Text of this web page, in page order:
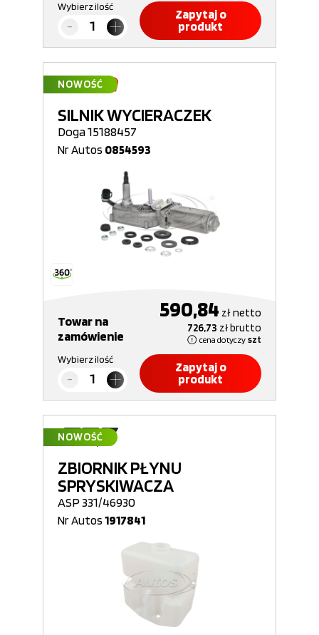
Wybierz ilość
Zapytaj o
produkt
NOWOŚĆ
SILNIK WYCIERACZEK
Doga 15188457
Nr Autos 0854593
Towar na
zamówienie
590,84 złnetto
726,73 złbrutto
cena dotyczy szt
Wybierz ilość
Zapytaj o
produkt
NOWOŚĆ
ZBIORNIK PŁYNU
SPRYSKIWACZA
ASP 331/46930
Nr Autos 1917841